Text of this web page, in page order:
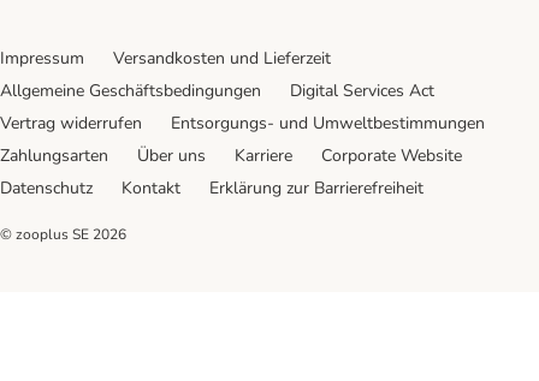
Impressum
Versandkosten und Lieferzeit
Allgemeine Geschäftsbedingungen
Digital Services Act
Vertrag widerrufen
Entsorgungs- und Umweltbestimmungen
Zahlungsarten
Über uns Karriere
Corporate Website
Datenschutz
Kontakt Erklärung zur Barrierefreiheit
© zooplus SE 2026